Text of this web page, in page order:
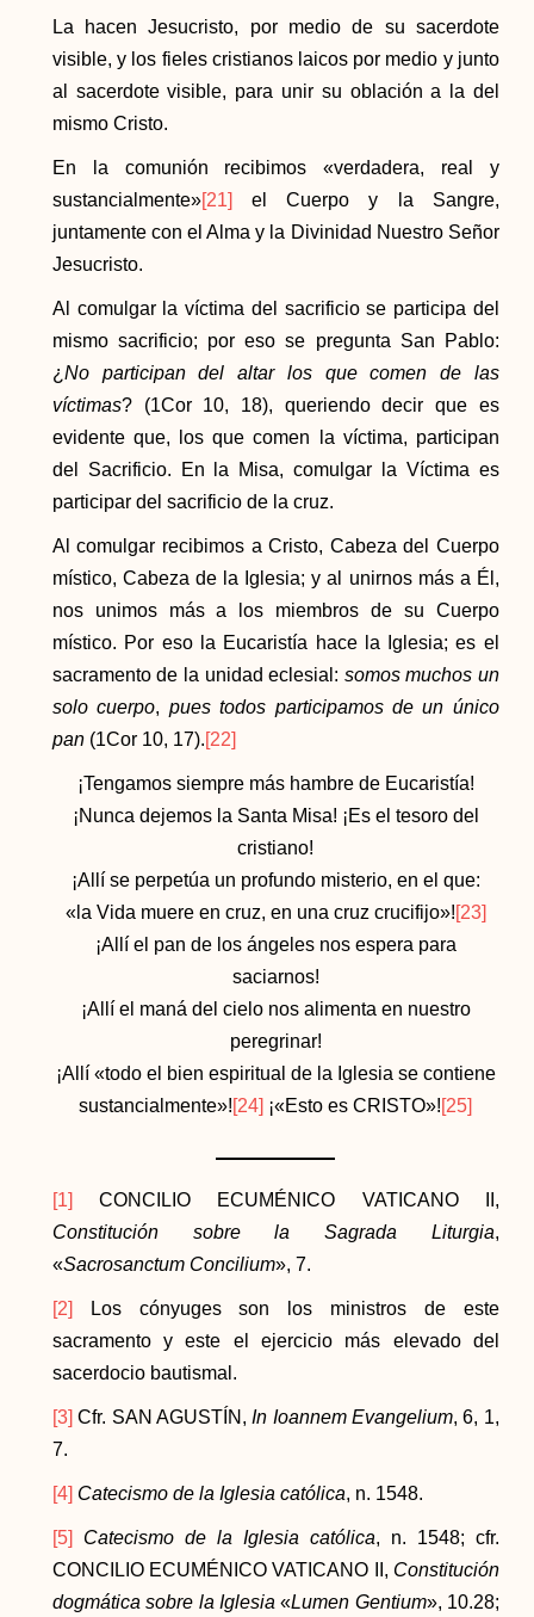
La hacen Jesucristo, por medio de su sacerdote
visible, y los fieles cristianos laicos por medio y junto
al sacerdote visible, para unir su oblación a la del
mismo Cristo.
En la comunión recibimos «verdadera, real y
sustancialmente»[21]
el Cuerpo y la Sangre,
juntamente con el Alma y la Divinidad Nuestro Señor
Jesucristo.
Al comulgar la víctima del sacrificio se participa del
mismo sacrificio; por eso se pregunta San Pablo:
¿ No participan del altar los que comen de las
víctimas? (1Cor 10, 18), queriendo decir que es
evidente que, los que comen la víctima, participan
del Sacrificio. En la Misa, comulgar la Víctima es
participar del sacrificio de la cruz.
Al comulgar recibimos a Cristo, Cabeza del Cuerpo
místico, Cabeza de la Iglesia; y al unirnos más a Él,
nos unimos más a los miembros de su Cuerpo
místico. Por eso la Eucaristía hace la Iglesia; es el
sacramento de la unidad eclesial: somos muchos un
solo cuerpo, pues todos participamos de un único
pan (1Cor 10, 17).[22]
¡Tengamos siempre más hambre de Eucaristía!
¡Nunca dejemos la Santa Misa! ¡Es el tesoro del
cristiano!
¡Allí se perpetúa un profundo misterio, en el que:
«la Vida muere en cruz, en una cruz crucifijo»![23]
¡Allí el pan de los ángeles nos espera para
saciarnos!
¡Allí el maná del cielo nos alimenta en nuestro
peregrinar!
¡Allí «todo el bien espiritual de la Iglesia se contiene
sustancialmente»![24] ¡«Esto es CRISTO»![25]
[1]
CONCILIO ECUMÉNICO VATICANO II,
Constitución sobre la Sagrada Liturgia,
«Sacrosanctum Concilium», 7.
[2]
Los cónyuges son los ministros de este
sacramento y este el ejercicio más elevado del
sacerdocio bautismal.
[3] Cfr. SAN AGUSTÍN,In Ioannem Evangelium, 6, 1,
7.
[4] Catecismo de la Iglesia católica, n. 1548.
[5] Catecismo de la Iglesia católica, n. 1548; cfr.
CONCILIO ECUMÉNICO VATICANO II, Constitución
dogmática sobre la Iglesia«Lumen Gentium», 10.28;